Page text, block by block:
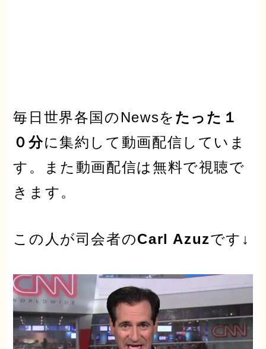
毎日世界各国のNewsを たった１
０分に集約して動画配信していま
す。また動画配信は無料で視聴で
きます。
この人が司会者のCarl Azuzです↓